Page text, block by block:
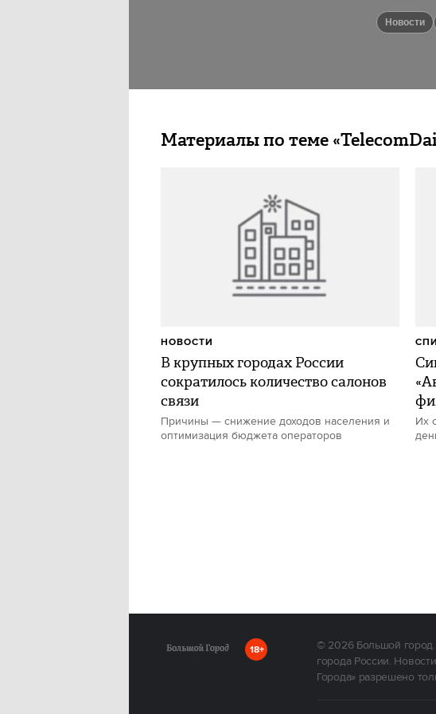
новости
Материалы по теме
В крупных городах России
сократилось количество салонов
связи
Причины — снижение доходов населения и
оптимизация бюджета операторов
НОВОСТИ
Их
18+ © 2026Большой город.
города России.
Города» разрешено